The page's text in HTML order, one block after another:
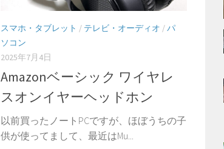
スマホ・タブレット / テレビ・オーディオ /パ
ソコン
2025年7月4日
Amazonベーシック ワイヤレ
スオンイヤーヘッドホン
以前買ったノートPCですが、ほぼうちの子
供が使ってまして、最近はMu...